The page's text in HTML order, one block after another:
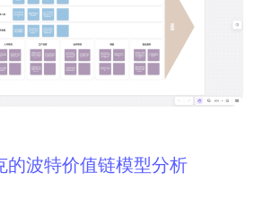
的波特价值链模型分析